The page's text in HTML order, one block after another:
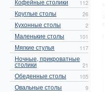
Кофейные столики 112
Круглые столы 26
Кухонные столы 2
Маленькие столы 101
Мягкие стулья 117
Ночные, прикроватные
столики 21
Обеденные столы 105
Овальные столы 9